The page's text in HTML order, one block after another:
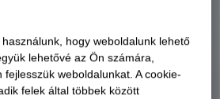
hogy weboldalunk lehető
lehetővé az Ön számára,
weboldalunkat. A cookie-
felek által többek között